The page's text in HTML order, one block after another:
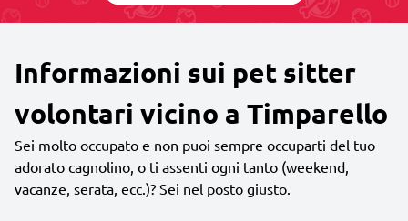
Informazioni sui pet sitter
volontari vicino a Timparello
Sei molto occupato e non puoi sempre occuparti del tuo
adorato cagnolino, o ti assenti ogni tanto (weekend,
vacanze, serata, ecc.)? Sei nel posto giusto.